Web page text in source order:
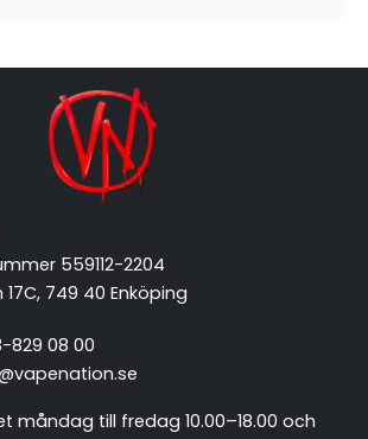
559112-2204
749 40 Enköping
829 08 00
måndag till fredag 10.00–18.00 och